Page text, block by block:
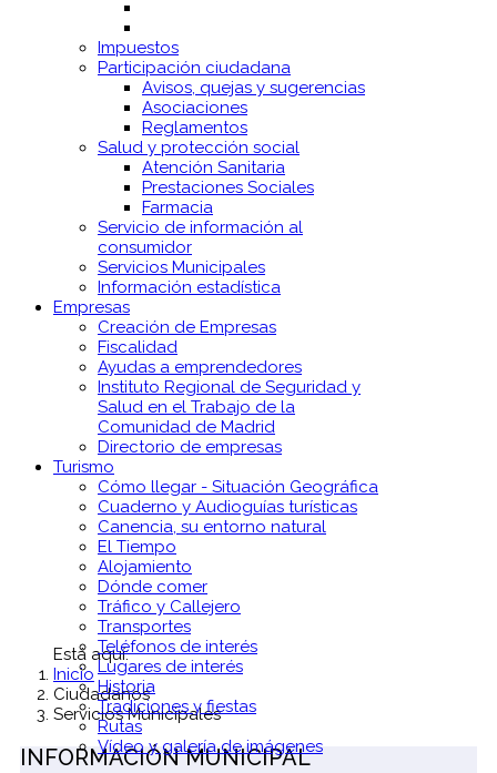
Impuestos
Participación ciudadana
Avisos, quejas y sugerencias
Asociaciones
Reglamentos
Salud y protección social
Atención Sanitaria
Prestaciones Sociales
Farmacia
Servicio de información al
consumidor
Servicios Municipales
Información estadística
Empresas
Creación de Empresas
Fiscalidad
Ayudas a emprendedores
Instituto Regional de Seguridad y
Salud en el Trabajo de la
Comunidad de Madrid
Directorio de empresas
Turismo
Cómo llegar - Situación Geográfica
Cuaderno y Audioguías turísticas
Canencia, su entorno natural
El Tiempo
Alojamiento
Dónde comer
Tráfico y Callejero
Transportes
Teléfonos de interés
Lugares de interés
Historia
Tradiciones y fiestas
Rutas
Vídeo y galería de imágenes
Está aquí:
Inicio
Ciudadanos
Servicios Municipales
INFORMACIÓN MUNICIPAL